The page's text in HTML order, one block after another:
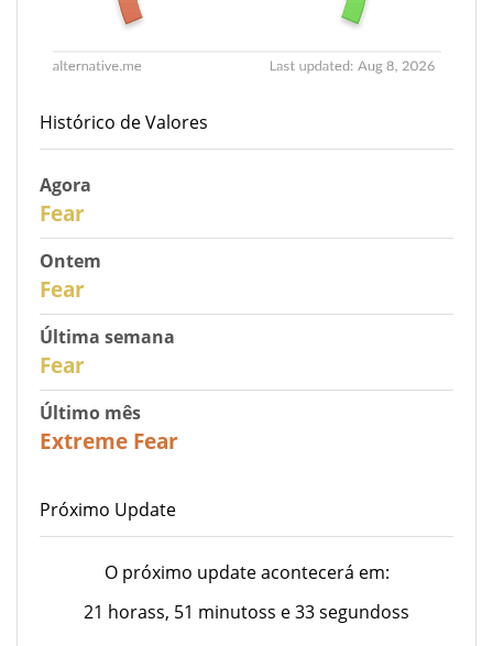
Histórico de Valores
Agora
Fear
Ontem
Fear
Última semana
Fear
Último mês
Extreme Fear
Próximo Update
O próximo update acontecerá em:
21 horass, 51 minutoss e 33 segundoss